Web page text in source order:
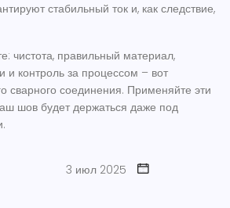
стабильный ток и, как следствие,
чистота, правильный материал,
и контроль за процессом – вот
сварного соединения. Применяйте эти
шов будет держаться даже под
3 июл 2025